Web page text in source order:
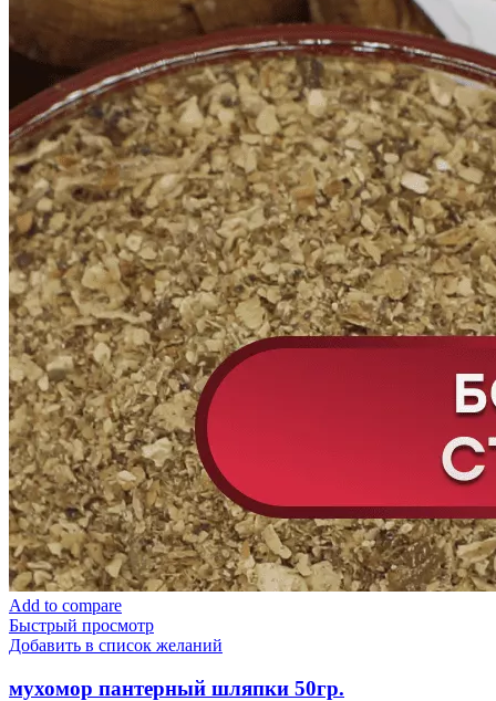
Add to compare
Быстрый просмотр
Добавить в список желаний
мухомор пантерный шляпки 50гр.